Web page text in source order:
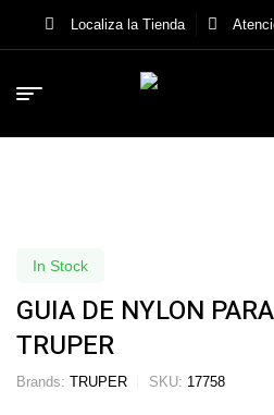
Localiza la Tienda
In Stock
GUIA DE NYLON
TRUPER
Brands: TRUPER SKU: 17758